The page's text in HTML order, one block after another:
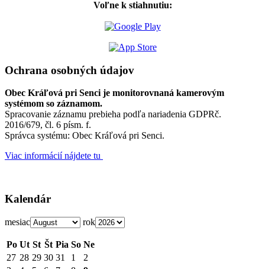
Voľne k stiahnutiu:
Ochrana osobných údajov
Obec Kráľová pri Senci je monitorovnaná kamerovým
systémom so záznamom.
Spracovanie záznamu prebieha podľa nariadenia GDPRč.
2016/679, čl. 6 písm. f.
Správca systému: Obec Kráľová pri Senci.
Viac informácií nájdete tu
Kalendár
mesiac rok
Po Ut St Št Pia So Ne
27 28 29 30 31 1
2